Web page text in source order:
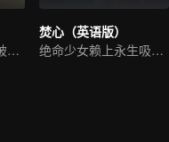
孤凰归旧梦，执爱破天命
焚心（英语版）
绝命少女赖上永生吸血鬼